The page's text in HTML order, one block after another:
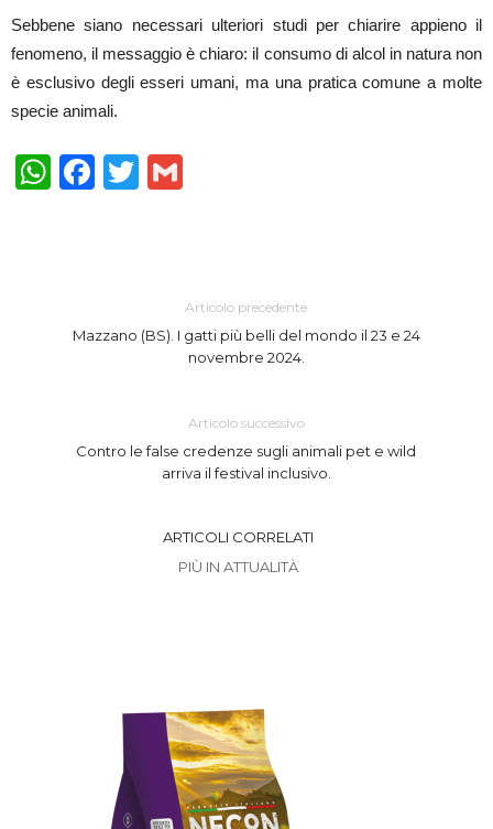
Sebbene siano necessari ulteriori studi per chiarire appieno il
fenomeno, il messaggio è chiaro: il consumo di alcol in natura non
è esclusivo degli esseri umani, ma una pratica comune a molte
specie animali.
WhatsApp
Facebook
Twitter
Articolo precedente
Mazzano (BS). I gatti più belli del mondo il 23 e 24
novembre 2024.
Articolo successivo
Contro le false credenze sugli animali pet e wild
arriva il festival inclusivo.
ARTICOLI CORRELATI
PIÙ IN ATTUALITÀ